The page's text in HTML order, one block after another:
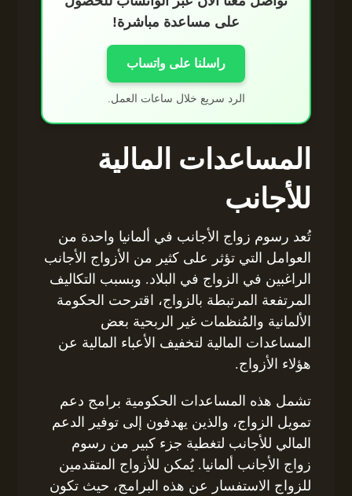
على مساعدة مباشرة!
راسلنا على واتساب
الرد سريع خلال ساعات العمل.
المساعدات المالية
للأجانب
تُعد رسوم زواج الأجانب في ألمانيا واحدة من
العوامل التي تؤثر على كثير من الأزواج الأجانب
الراغبين في الزواج في البلاد. وبسبب التكاليف
المرتفعة المرتبطة بالزواج، اقترحت الحكومة
الألمانية والمُنظمات غير الربحية بعض
المساعدات المالية لتخفيف الأعباء المالية عن
هؤلاء الأزواج.
تشمل هذه المساعدات الحكومية برامج دعم
تمويل الزواج، والذين يهدفون إلى توفير الدعم
المالي للأجانب لتغطية جزء كبير من رسوم
زواج الأجانب ألمانيا. يُمكن للأزواج المتقدمين
للزواج الاستفسار عن هذه البرامج، حيث تكون